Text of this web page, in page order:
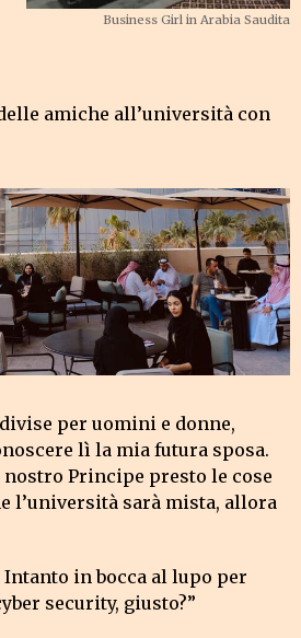
Business Girl in Arabia Saudita
amiche all’università con
per uomini e donne,
lì la mia futura sposa.
Principe presto le cose
l’università sarà mista, allora
in bocca al lupo per
security, giusto?”